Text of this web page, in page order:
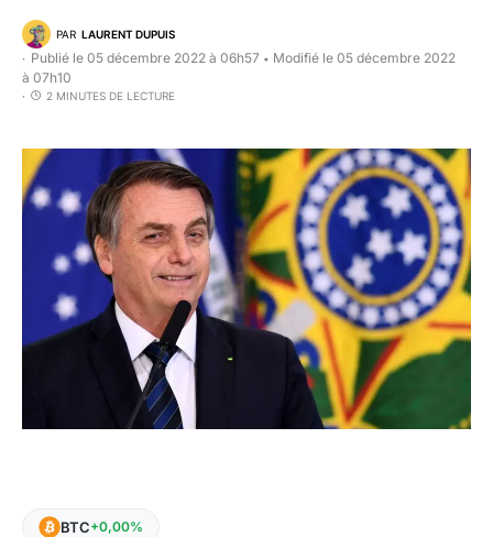
PAR LAURENT DUPUIS
Publié le 05 décembre 2022 à 06h57 • Modifié le 05 décembre 2022
à 07h10
2 MINUTES DE LECTURE
BTC+0,00%